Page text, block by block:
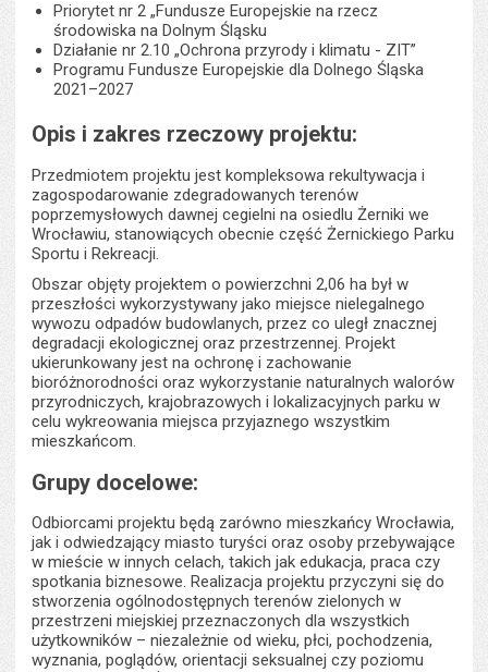
Priorytet nr 2 „Fundusze Europejskie na rzecz
środowiska na Dolnym Śląsku
Działanie nr 2.10 „Ochrona przyrody i klimatu - ZIT”
Programu Fundusze Europejskie dla Dolnego Śląska
2021–2027
Opis i zakres rzeczowy projektu:
Przedmiotem projektu jest kompleksowa rekultywacja i
zagospodarowanie zdegradowanych terenów
poprzemysłowych dawnej cegielni na osiedlu Żerniki we
Wrocławiu, stanowiących obecnie część Żernickiego Parku
Sportu i Rekreacji.
Obszar objęty projektem o powierzchni 2,06 ha był w
przeszłości wykorzystywany jako miejsce nielegalnego
wywozu odpadów budowlanych, przez co uległ znacznej
degradacji ekologicznej oraz przestrzennej. Projekt
ukierunkowany jest na ochronę i zachowanie
bioróżnorodności oraz wykorzystanie naturalnych walorów
przyrodniczych, krajobrazowych i lokalizacyjnych parku w
celu wykreowania miejsca przyjaznego wszystkim
mieszkańcom.
Grupy docelowe:
Odbiorcami projektu będą zarówno mieszkańcy Wrocławia,
jak i odwiedzający miasto turyści oraz osoby przebywające
w mieście w innych celach, takich jak edukacja, praca czy
spotkania biznesowe. Realizacja projektu przyczyni się do
stworzenia ogólnodostępnych terenów zielonych w
przestrzeni miejskiej przeznaczonych dla wszystkich
użytkowników – niezależnie od wieku, płci, pochodzenia,
wyznania, poglądów, orientacji seksualnej czy poziomu